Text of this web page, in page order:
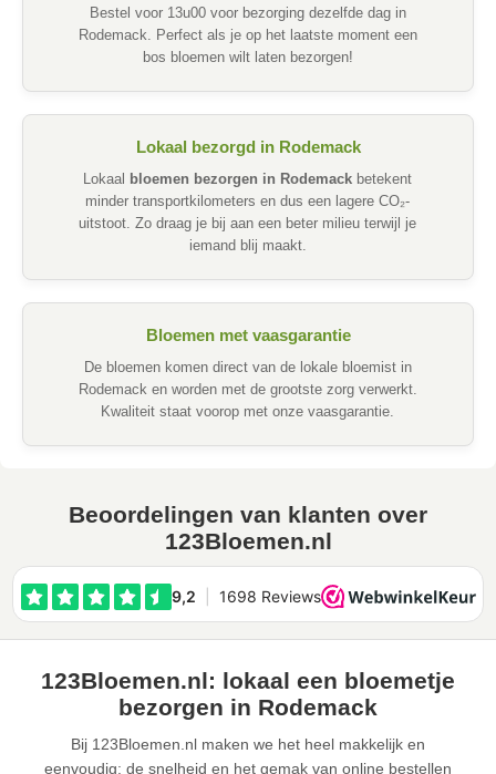
Bestel voor 13u00 voor bezorging dezelfde dag in
Rodemack. Perfect als je op het laatste moment een
bos bloemen wilt laten bezorgen!
Lokaal bezorgd in Rodemack
Lokaal bloemen bezorgen in Rodemack betekent
minder transportkilometers en dus een lagere CO₂-
uitstoot. Zo draag je bij aan een beter milieu terwijl je
iemand blij maakt.
Bloemen met vaasgarantie
De bloemen komen direct van de lokale bloemist in
Rodemack en worden met de grootste zorg verwerkt.
Kwaliteit staat voorop met onze vaasgarantie.
Beoordelingen van klanten over
123Bloemen.nl
123Bloemen.nl: lokaal een bloemetje
bezorgen in Rodemack
Bij 123Bloemen.nl maken we het heel makkelijk en
eenvoudig: de snelheid en het gemak van online bestellen